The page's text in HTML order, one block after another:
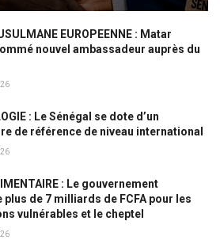
EUROPEENNE : Matar
nouvel ambassadeur auprès du
: Le Sénégal se dote d’un
de référence de niveau international
: Le gouvernement
plus de 7 milliards de FCFA pour les
vulnérables et le cheptel